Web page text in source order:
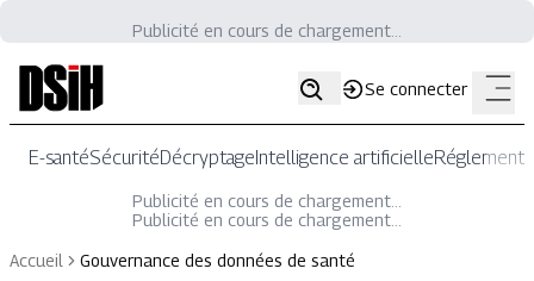
Publicité en cours de chargement...
Se connecter
E-santéSécuritéDécryptageIntelligence artificielle
Publicité en cours de chargement...
Publicité en cours de chargement...
Accueil
Gouvernance des données de santé